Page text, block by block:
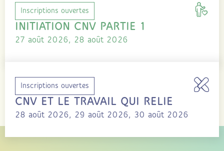
Inscriptions ouvertes
INITIATION CNV PARTIE 1
27 août 2026, 28 août 2026
Inscriptions ouvertes
CNV ET LE TRAVAIL QUI RELIE
28 août 2026, 29 août 2026, 30 août 2026